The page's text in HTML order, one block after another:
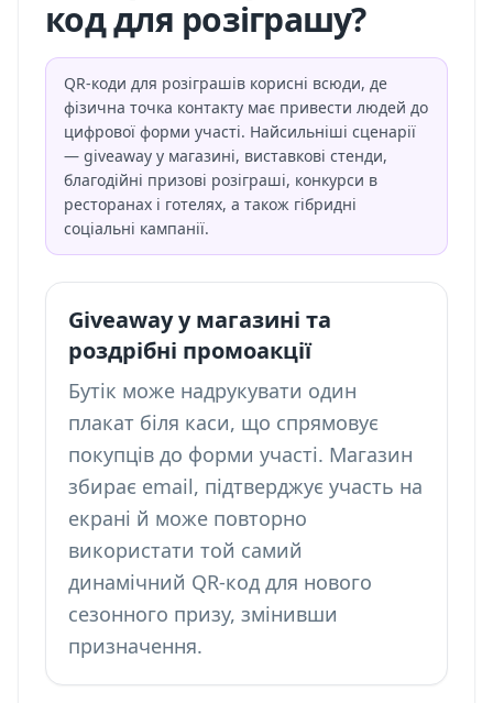
код для розіграшу?
QR-коди для розіграшів корисні всюди, де
фізична точка контакту має привести людей до
цифрової форми участі. Найсильніші сценарії
— giveaway у магазині, виставкові стенди,
благодійні призові розіграші, конкурси в
ресторанах і готелях, а також гібридні
соціальні кампанії.
Giveaway у магазині та
роздрібні промоакції
Бутік може надрукувати один
плакат біля каси, що спрямовує
покупців до форми участі. Магазин
збирає email, підтверджує участь на
екрані й може повторно
використати той самий
динамічний QR-код для нового
сезонного призу, змінивши
призначення.